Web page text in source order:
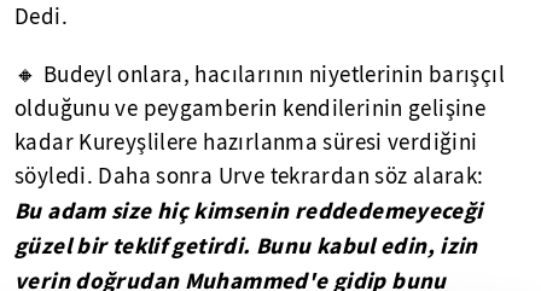
Dedi.
🔸 Budeyl onlara, hacılarının niyetlerinin barışçıl
olduğunu ve peygamberin kendilerinin gelişine
kadar Kureyşlilere hazırlanma süresi verdiğini
söyledi. Daha sonra Urve tekrardan söz alarak:
Bu adam size hiç kimsenin reddedemeyeceği
güzel bir teklif getirdi. Bunu kabul edin, izin
verin doğrudan Muhammed'e gidip bunu